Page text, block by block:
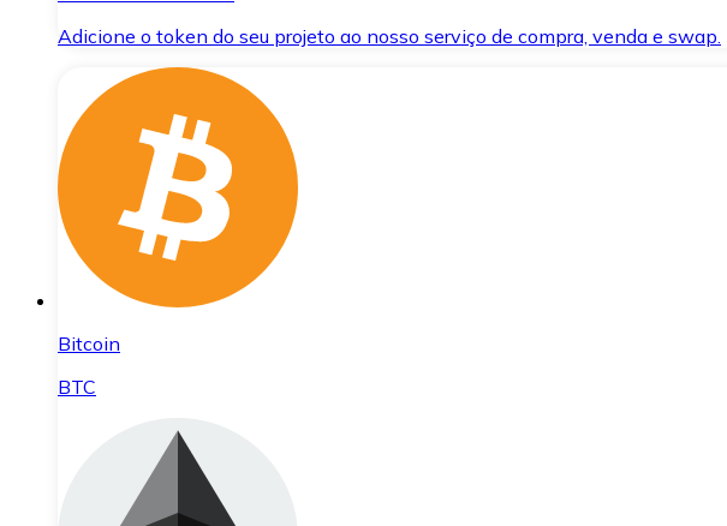
Adicione o token do seu projeto ao nosso serviço de compra, venda e swap.
Bitcoin
BTC